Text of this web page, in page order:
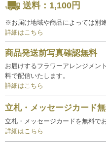
送料：1,100円
※お届け地域や商品によっては別
詳細はこちら
商品発送前写真確認無料
お届けするフラワーアレンジメン
料で配信いたします。
詳細はこちら
立札・メッセージカード
立札・メッセージカードを無料で
詳細はこちら